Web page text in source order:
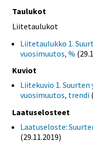
Taulukot
Liitetaulukot
Liitetaulukko 1.
vuosimuutos, %
Kuviot
Liitekuvio 1.
vuosimuutos, trendi
Laatuselosteet
Laatuseloste:
(29.11.2019)